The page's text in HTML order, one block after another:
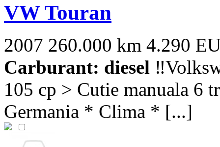
VW Touran
2007 260.000 km 4.290
Carburant: diesel
105 cp > Cutie manuala 6
Germania * Clima * [...]